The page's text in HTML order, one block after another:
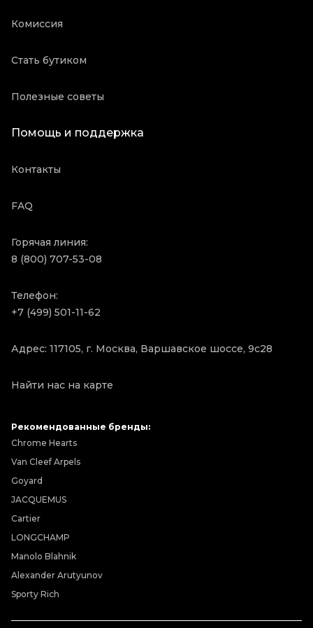
Комиссия
Стать бутиком
Полезные советы
Помощь и поддержка
Контакты
FAQ
Горячая линия:
8 (800) 707-53-08
Телефон:
+7 (499) 501-11-62
Адрес: 117105, г. Москва, Варшавское шоссе, 9с28
Найти нас на карте
Рекомендованные бренды:
Chrome Hearts
Van Cleef Arpels
Goyard
JACQUEMUS
Cartier
LONGCHAMP
Manolo Blahnik
Alexander Arutyunov
Sporty Rich